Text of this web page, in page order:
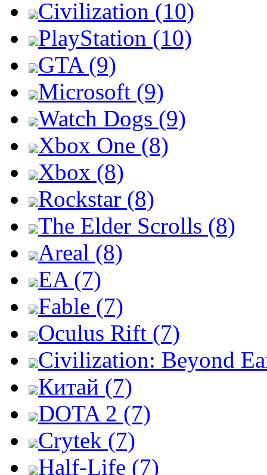
Civilization (10)
PlayStation (10)
GTA (9)
Microsoft (9)
Watch Dogs (9)
Xbox One (8)
Xbox (8)
Rockstar (8)
The Elder Scrolls (8)
Areal (8)
EA (7)
Fable (7)
Oculus Rift (7)
Civilization: Beyond
Китай (7)
DOTA 2 (7)
Crytek (7)
Half-Life (7)